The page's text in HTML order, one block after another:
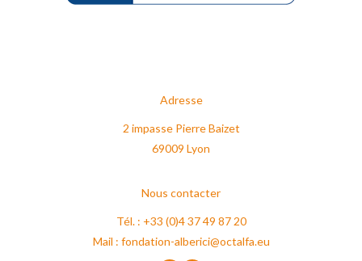
Adresse
2 impasse Pierre Baizet
69009 Lyon
Nous contacter
Tél. : +33 (0)4 37 49 87 20
Mail : fondation-alberici@octalfa.eu